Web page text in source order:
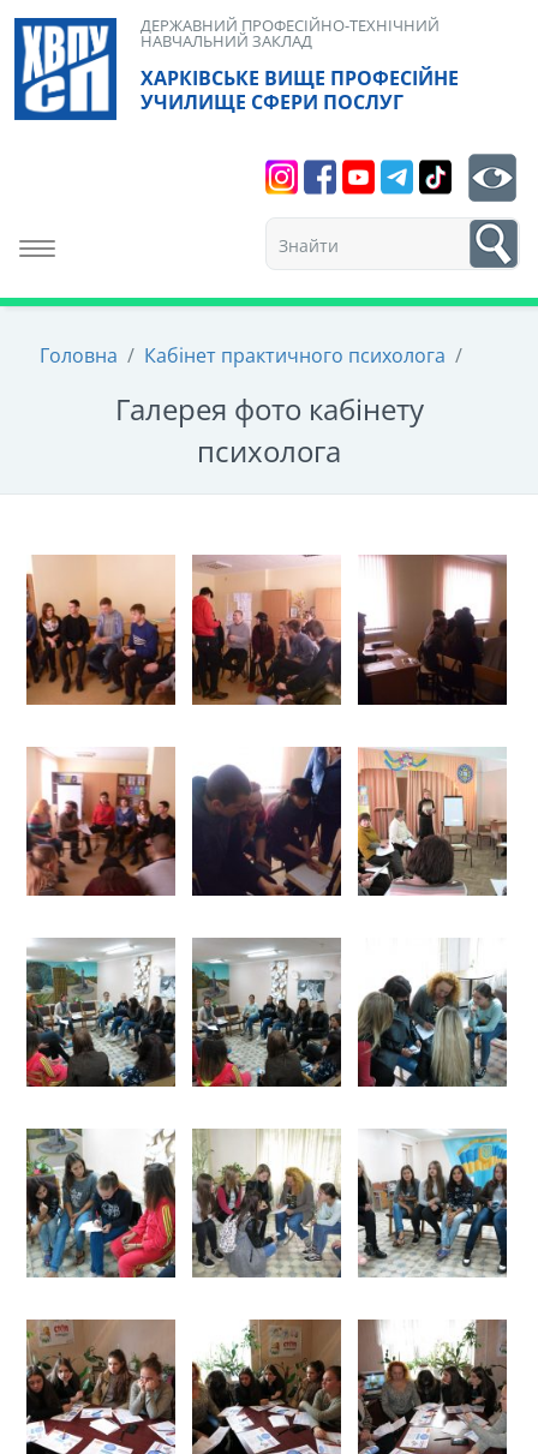
Skip
content
ХАРКІВСЬКЕ ВИЩЕ ПРОФЕСІЙНЕ
УЧИЛИЩЕ СФЕРИ ПОСЛУГ
ДЕРЖАВНИЙ ПРОФЕСІЙНО-ТЕХНІЧНИЙ
НАВЧАЛЬНИЙ ЗАКЛАД
Toggle navigation
1
Головна / Кабінет практичного психолога /
Галерея фото кабінету
психолога